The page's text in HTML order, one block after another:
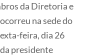
da Diretoria e
na sede do
feira, dia 26
presidente